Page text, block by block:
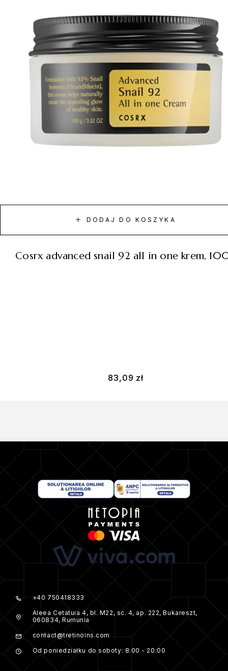
DODAJ DO KOSZYKA
cosrx advanced snail 92 all in one krem,
83,09 zł
+40 750418333
Aleea Cetatuia 4, bl. M22, sc. 4, ap. 222, Bukareszt,
060834, Rumunia
contact@tretinoins.com
Od poniedziałku do soboty: 8:00 - 20:00